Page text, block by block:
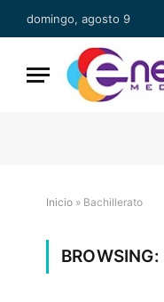
domingo, agosto 9
Inicio » Bachillerato
BROWSING: